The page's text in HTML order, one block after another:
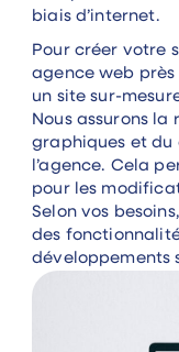
biais d’internet.
Pour créer votre
agence web près
un site sur-
Nous assurons
graphiques et du
l’agence. Cela
pour les
Selon vos
des
développements